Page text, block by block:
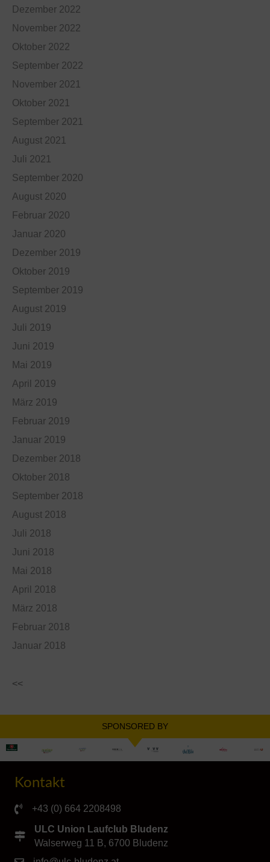
Dezember 2022
November 2022
Oktober 2022
September 2022
November 2021
Oktober 2021
September 2021
August 2021
Juli 2021
September 2020
August 2020
Februar 2020
Januar 2020
Dezember 2019
Oktober 2019
September 2019
August 2019
Juli 2019
Juni 2019
Mai 2019
April 2019
März 2019
Februar 2019
Januar 2019
Dezember 2018
Oktober 2018
September 2018
August 2018
Juli 2018
Juni 2018
Mai 2018
April 2018
März 2018
Februar 2018
Januar 2018
<<
SPONSORED BY
Kontakt
+43 (0) 664 2208498
ULC Union Laufclub Bludenz
Walserweg 11 B, 6700 Bludenz